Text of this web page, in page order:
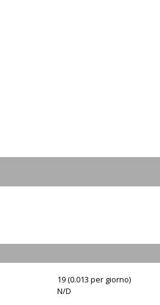
19 (0.013 per giorno)
N/D